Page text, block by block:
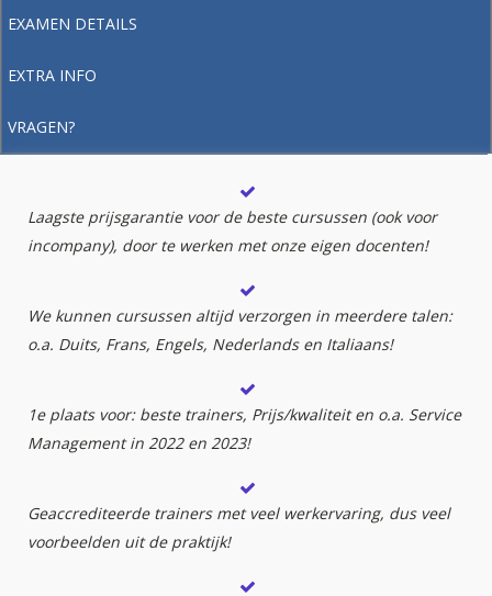
EXAMEN DETAILS
EXTRA INFO
VRAGEN?
Laagste prijsgarantie voor de beste cursussen (ook voor
incompany), door te werken met onze eigen docenten!
We kunnen cursussen altijd verzorgen in meerdere talen:
o.a. Duits, Frans, Engels, Nederlands en Italiaans!
1e plaats voor: beste trainers, Prijs/kwaliteit en o.a. Service
Management in 2022 en 2023!
Geaccrediteerde trainers met veel werkervaring, dus veel
voorbeelden uit de praktijk!